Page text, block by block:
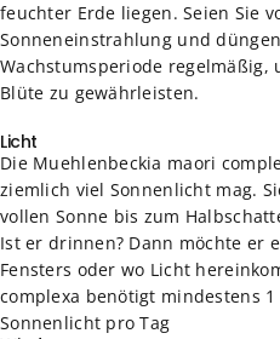
feuchter Erde liegen. Seien Sie
Sonneneinstrahlung und
Wachstumsperiode regelmäßig,
Blüte zu gewährleisten.
Licht
Die Muehlenbeckia maori
ziemlich viel Sonnenlicht mag.
vollen Sonne bis zum
Ist er drinnen? Dann möchte er
Fensters oder wo Licht
complexa benötigt mindestens
Sonnenlicht pro Tag